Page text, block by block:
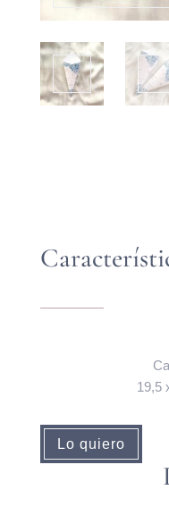
19,5
Lo quiero